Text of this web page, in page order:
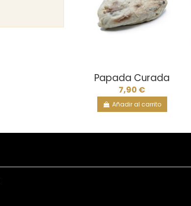
Papada Curada
7,90 €
Añadir al carrito